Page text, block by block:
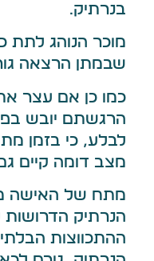
בנרתיק.
מוכר הנוהג לתת
שבמתן הרצאה
כמו כן אם עצר
הרגשתם יובש
לבלע, כי בזמן
מצב דומה קיים
מתח של האישה
הנרתיק
ההתכווצות